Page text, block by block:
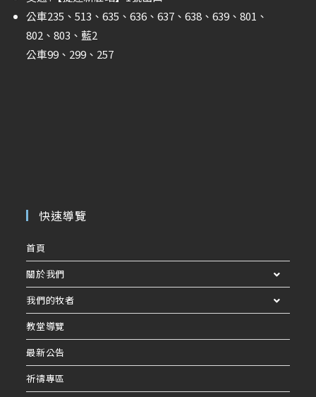
公車235、513、635、636、637、638、639、801、
802、803、藍2
公車99、299、257
快速導覽
首頁
關於我們
我們的牧者
教堂導覽
最新公告
祈禱專區